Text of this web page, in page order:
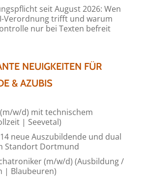
seit August 2026: Wen
Verordnung trifft und warum
nur bei Texten befreit
NEUIGKEITEN FÜR
& AZUBIS
(m/w/d) mit technischem
| Seevetal)
neue Auszubildende und dual
Standort Dortmund
(m/w/d) (Ausbildung /
| Blaubeuren)